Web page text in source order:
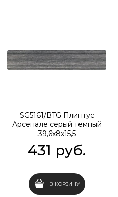
SG5161/BTG Плинтус
Арсенале серый темный
39,6х8х15,5
431 руб.
В КОРЗИНУ